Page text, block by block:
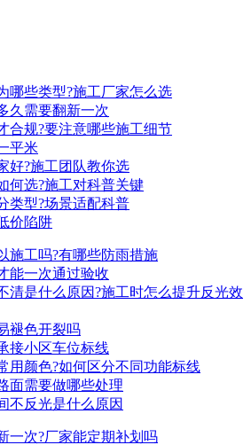
哪些类型?施工厂家怎么选
久需要翻新一次
合规?要注意哪些施工细节
平米
好?施工团队教你选
何选?施工对科普关键
类型?场景适配科普
价陷阱
施工吗?有哪些防雨措施
能一次通过验收
清是什么原因?施工时怎么提升反光效
褪色开裂吗
接小区车位标线
用颜色?如何区分不同功能标线
面需要做哪些处理
不反光是什么原因
一次?厂家能定期补划吗